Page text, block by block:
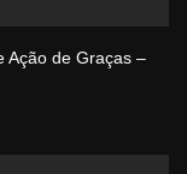
Ação de Graças –